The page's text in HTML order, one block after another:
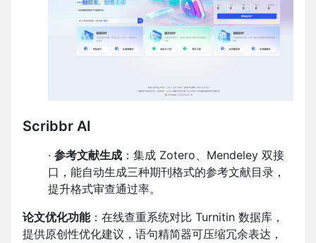
Scribbr AI
· 参考文献生成 ：集成 Zotero、Mendeley 双接
口，能自动生成三种期刊格式的参考文献目录，
提升格式审查通过率。
论文优化功能：在线查重系统对比 Turnitin 数据库，
提供原创性优化建议，语句精简器可压缩冗余表达，